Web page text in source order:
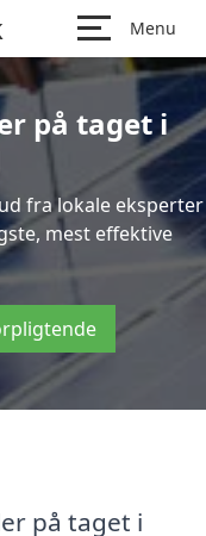
Menu
på taget i
fra lokale eksperter
mest effektive
på taget i